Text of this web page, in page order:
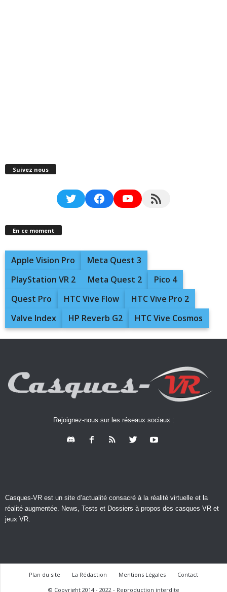
Suivez nous
TwitterFacebookYouTubeRSS Feed
En ce moment
Apple Vision Pro
Meta Quest 3
PlayStation VR 2
Meta Quest 2
Pico 4
Quest Pro
HTC Vive Flow
HTC Vive Pro 2
Valve Index
HP Reverb G2 HTC Vive Cosmos
Rejoignez-nous sur les réseaux sociaux :
Casques-VR est un site d’actualité consacré à la réalité virtuelle et la
réalité augmentée. News, Tests et Dossiers à propos des casques VR et
jeux VR.
Plan du site La Rédaction Mentions Légales
Contact
© Copyright 2014 - 2022 - Reproduction interdite